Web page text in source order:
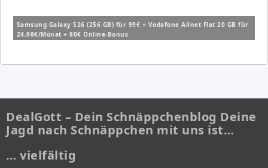
Samsung Galaxy S26 (256 GB) für 99€ + Vodafone Allnet Flat 20 GB für
24,98€/Monat + 80€ Online-Bonus
DealGott – Dein Schnäppchenblog Deine
Jagd nach Schnäppchen mit uns ist…
… vielfältig